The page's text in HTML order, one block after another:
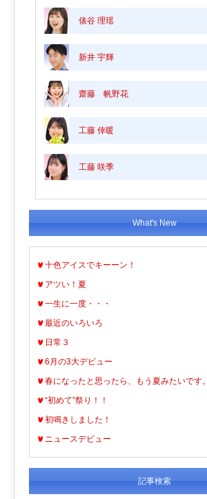
俵谷 理瑶
新井 宇輝
齋藤 帆野花
工藤 倖暖
工藤 咲季
What's New
十色アイスでキーーン！
アツい！夏
一生に一度・・・
最近のいろいろ
日常３
6月の3大デビュー
春になったと思ったら、もう夏みたいです。
“初めて”祭り！！
初鳴きしました！
ニュースデビュー
記事検索